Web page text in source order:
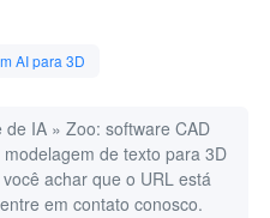
AI para 3D
de IA » Zoo: software CAD
de texto para 3D
achar que o URL está
em contato conosco.